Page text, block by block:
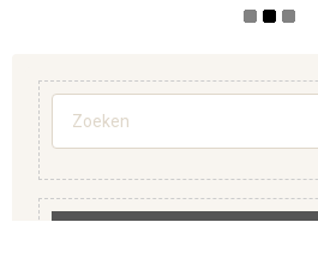
Zoekveld